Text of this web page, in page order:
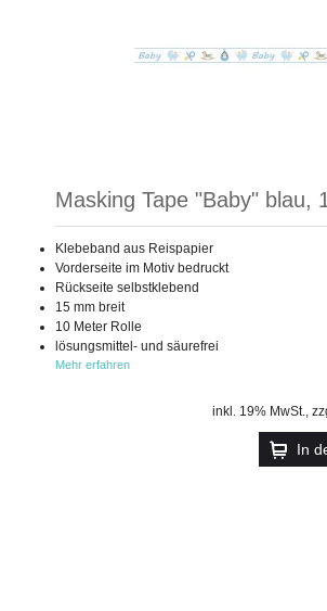
Masking Tape "Baby" blau,
Klebeband aus Reispapier
Vorderseite im Motiv bedruckt
Rückseite selbstklebend
15 mm breit
10 Meter Rolle
lösungsmittel- und säurefrei
Mehr erfahren
inkl. 19% MwSt.
In